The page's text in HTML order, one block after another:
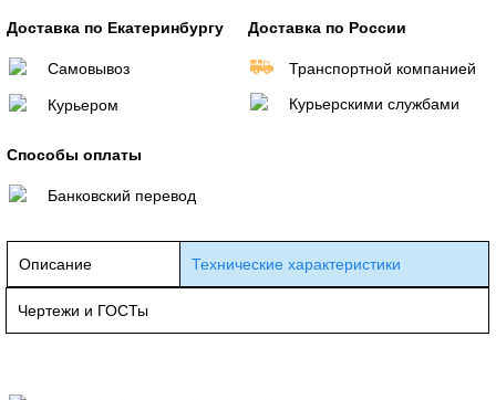
Доставка по Екатеринбургу
Самовывоз
Курьером
Доставка по России
Транспортной компанией
Курьерскими службами
Способы оплаты
Банковский перевод
Описание Технические характеристики
Чертежи и ГОСТы